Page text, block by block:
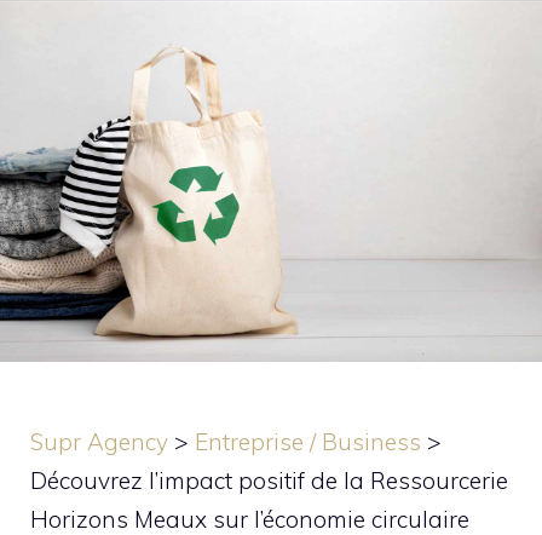
Supr Agency > Entreprise / Business >
Découvrez l’impact positif de la Ressourcerie
Horizons Meaux sur l’économie circulaire